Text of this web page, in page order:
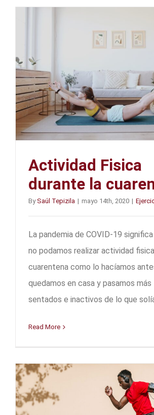
Actividad Fisica
durante la
BySaúl Tepizila | mayo 14th, 2020 |
La pandemia de COVID-19
no podamos realizar actividad
cuarentena como lo hacíamos
quedamos en casa y pasamos
sentados e inactivos de lo que
Read More